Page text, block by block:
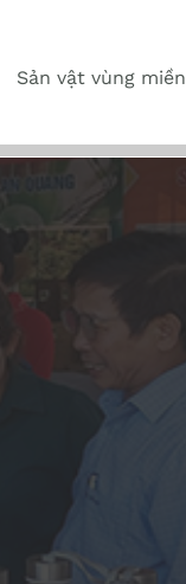
Sản vật vùng miền